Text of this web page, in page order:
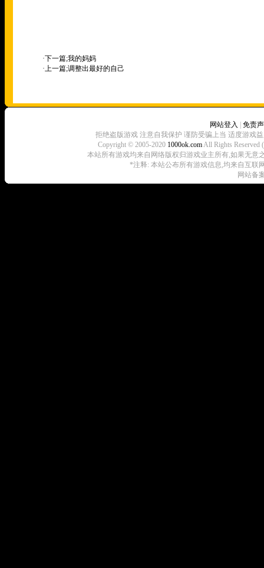
·下一篇;我的妈妈
·上一篇;调整出最好的自己
网站登入
免责
拒绝盗版游戏 注意自我保护 谨防受骗上当 适度游戏
Copyright © 2005-2020 1000ok.comAll Rights
本站所有游戏均来自网络版权归游戏业主所有,如果无意
*注释: 本站公布所有游戏信息,均来自互联
网站备